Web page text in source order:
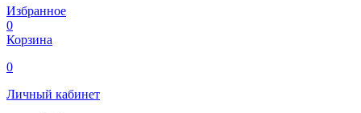
Избранное
0
Корзина
0
Личный кабинет